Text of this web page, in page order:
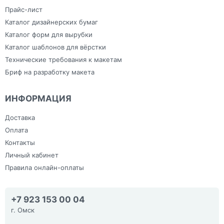
Прайс-лист
Каталог дизайнерских бумаг
Каталог форм для вырубки
Каталог шаблонов для вёрстки
Технические требования к макетам
Бриф на разработку макета
ИНФОРМАЦИЯ
Доставка
Оплата
Контакты
Личный кабинет
Правила онлайн-оплаты
+7 923 153 00 04
г. Омск